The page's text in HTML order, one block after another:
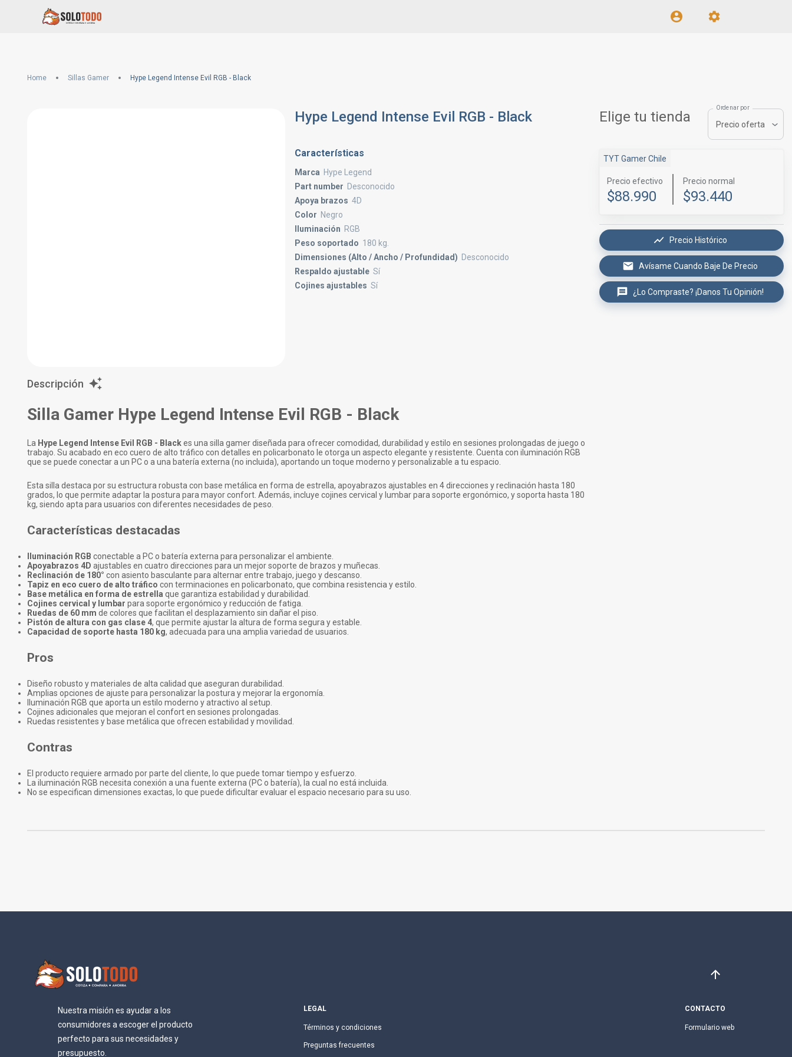
Home Sillas Gamer Hype Legend Intense Evil RGB - Black
Hype Legend Intense Evil RGB - Black
Características
Marca Hype Legend
Part number Desconocido
Apoya brazos 4D
Color Negro
Iluminación RGB
Peso soportado 180 kg.
Dimensiones (Alto / Ancho / Profundidad) Desconocido
Respaldo ajustable Sí
Cojines ajustables Sí
Elige tu tienda
Ordenar por
Precio oferta
TYT Gamer Chile
Precio efectivo
$88.990
Precio normal
$93.440
Precio Histórico
Avísame Cuando Baje De Precio
¿Lo Compraste? ¡Danos Tu Opinión!
Descripción
Silla Gamer Hype Legend Intense Evil RGB - Black
La Hype Legend Intense Evil RGB - Blackes una silla gamer diseñada para ofrecer comodidad, durabilidad y estilo en sesiones prolongadas de juego o
trabajo. Su acabado en eco cuero de alto tráfico con detalles en policarbonato le otorga un aspecto elegante y resistente. Cuenta con iluminación RGB
que se puede conectar a un PC o a una batería externa (no incluida), aportando un toque moderno y personalizable a tu espacio.
Esta silla destaca por su estructura robusta con base metálica en forma de estrella, apoyabrazos ajustables en 4 direcciones y reclinación hasta 180
grados, lo que permite adaptar la postura para mayor confort. Además, incluye cojines cervical y lumbar para soporte ergonómico, y soporta hasta 180
kg, siendo apta para usuarios con diferentes necesidades de peso.
Características destacadas
Iluminación RGB conectable a PC o batería externa para personalizar el ambiente.
Apoyabrazos 4D ajustables en cuatro direcciones para un mejor soporte de brazos y muñecas.
Reclinación de 180° con asiento basculante para alternar entre trabajo, juego y descanso.
Tapiz en eco cuero de alto tráfico con terminaciones en policarbonato, que combina resistencia y estilo.
Base metálica en forma de estrella que garantiza estabilidad y durabilidad.
Cojines cervical y lumbar para soporte ergonómico y reducción de fatiga.
Ruedas de 60 mm de colores que facilitan el desplazamiento sin dañar el piso.
Pistón de altura con gas clase 4, que permite ajustar la altura de forma segura y estable.
Capacidad de soporte hasta 180 kg, adecuada para una amplia variedad de usuarios.
Pros
Diseño robusto y materiales de alta calidad que aseguran durabilidad.
Amplias opciones de ajuste para personalizar la postura y mejorar la ergonomía.
Iluminación RGB que aporta un estilo moderno y atractivo al setup.
Cojines adicionales que mejoran el confort en sesiones prolongadas.
Ruedas resistentes y base metálica que ofrecen estabilidad y movilidad.
Contras
El producto requiere armado por parte del cliente, lo que puede tomar tiempo y esfuerzo.
La iluminación RGB necesita conexión a una fuente externa (PC o batería), la cual no está incluida.
No se especifican dimensiones exactas, lo que puede dificultar evaluar el espacio necesario para su uso.
Nuestra misión es ayudar a los
consumidores a escoger el producto
perfecto para sus necesidades y
presupuesto.
LEGAL
Términos y condiciones
Preguntas frecuentes
CONTACTO
Formulario web